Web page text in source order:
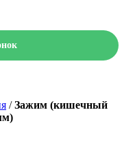
/Зажим (кишечный